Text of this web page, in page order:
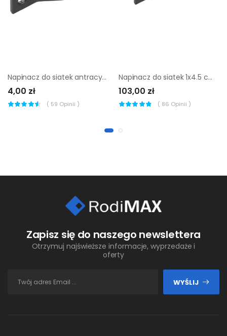
Napinacz do siatek antracytowy
4,00 zł
( 59 Opinii )
Napinacz do siatek 1x4.5 cm 21 szt. antracytowy
103,00 zł
( 86 Opinii )
Zapisz się do naszego newslettera
Otrzymuj najświeższe informacje, wyprzedaże i
oferty
WYŚLIJ